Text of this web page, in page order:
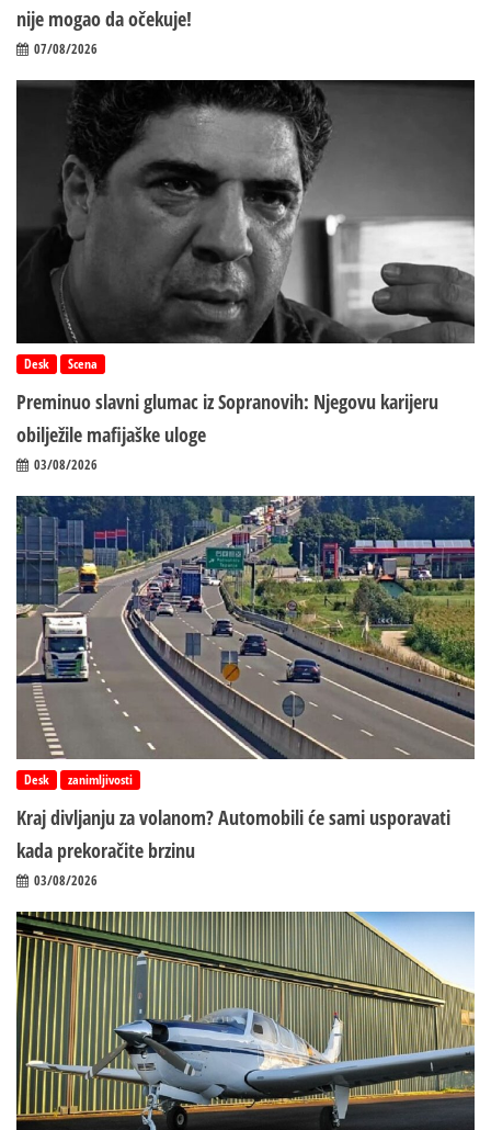
nije mogao da očekuje!
07/08/2026
Desk Scena
Preminuo slavni glumac iz Sopranovih: Njegovu karijeru
obilježile mafijaške uloge
03/08/2026
Desk zanimljivosti
Kraj divljanju za volanom? Automobili će sami usporavati
kada prekoračite brzinu
03/08/2026